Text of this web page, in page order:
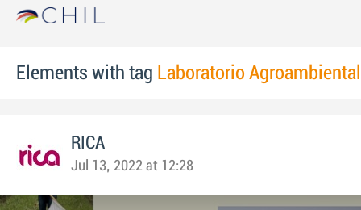
Elements with tag Laboratorio Agroambiental
RICA
Jul 13, 2022 at 12:28